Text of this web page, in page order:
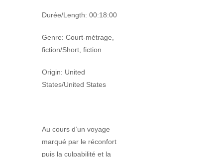
Durée/Length: 00:18:00
Genre: Court-métrage,
fiction/Short, fiction
Origin: United
States/United States
Au cours d’un voyage
marqué par le réconfort
puis la culpabilité et la